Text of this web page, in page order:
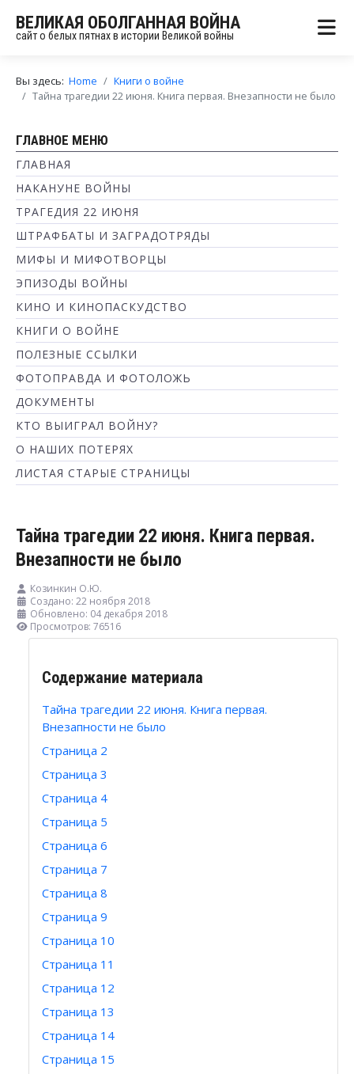
ВЕЛИКАЯ ОБОЛГАННАЯ ВОЙНА
сайт о белых пятнах в истории Великой войны
Вы здесь: Home
Книги о войне
Тайна трагедии 22 июня. Книга первая. Внезапности не было
ГЛАВНОЕ МЕНЮ
ГЛАВНАЯ
НАКАНУНЕ ВОЙНЫ
ТРАГЕДИЯ 22 ИЮНЯ
ШТРАФБАТЫ И ЗАГРАДОТРЯДЫ
МИФЫ И МИФОТВОРЦЫ
ЭПИЗОДЫ ВОЙНЫ
КИНО И КИНОПАСКУДСТВО
КНИГИ О ВОЙНЕ
ПОЛЕЗНЫЕ ССЫЛКИ
ФОТОПРАВДА И ФОТОЛОЖЬ
ДОКУМЕНТЫ
КТО ВЫИГРАЛ ВОЙНУ?
О НАШИХ ПОТЕРЯХ
ЛИСТАЯ СТАРЫЕ СТРАНИЦЫ
Тайна трагедии 22 июня. Книга первая.
Внезапности не было
Козинкин О.Ю.
Создано: 22 ноября 2018
Обновлено: 04 декабря 2018
Просмотров: 76516
Содержание материала
Тайна трагедии 22 июня. Книга первая.
Внезапности не было
Страница 2
Страница 3
Страница 4
Страница 5
Страница 6
Страница 7
Страница 8
Страница 9
Страница 10
Страница 11
Страница 12
Страница 13
Страница 14
Страница 15